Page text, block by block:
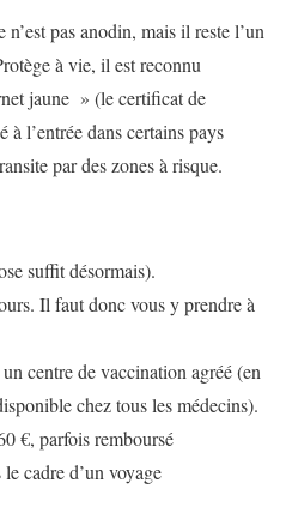
pas anodin, mais il reste l’un
à vie, il est reconnu
jaune » (le certificat de
l’entrée dans certains pays
par des zones à risque.
suffit désormais).
Il faut donc vous y prendre à
centre de vaccination agréé (en
chez tous les médecins).
€, parfois remboursé
cadre d’un voyage